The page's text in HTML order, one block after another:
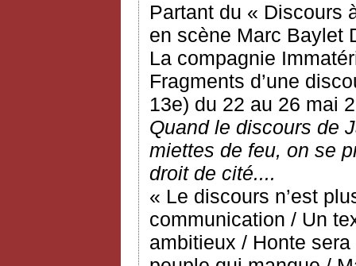
Partant du « Discours
en scène Marc Baylet
La compagnie
Fragments d’une
13e) du 22 au 26 mai
Quand le discours de
miettes de feu, on se
droit de cité....
« Le discours n’est
communication / Un
ambitieux / Honte